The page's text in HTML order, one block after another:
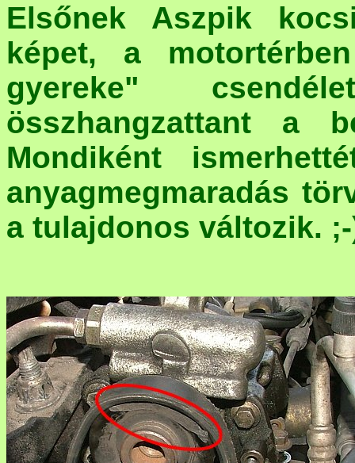
Elsőnek Aszpik
képet, a
gyereke"
összhangzattant a
Mondiként
anyagmegmaradás
a tulajdonos változik.